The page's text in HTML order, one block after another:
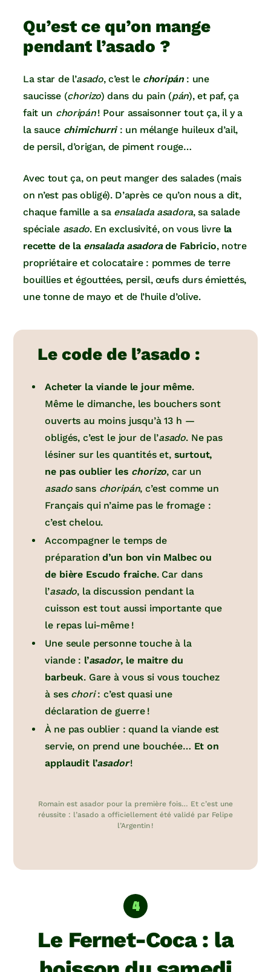
Qu’est ce qu’on mange
pendant l’asado ?
La star de l’asado, c’est le choripán: une
saucisse (chorizo) dans du pain (pán), et paf, ça
fait un choripán! Pour assaisonner tout ça, il y a
la sauce chimichurri: un mélange huileux d’ail,
de persil, d’origan, de piment rouge…
Avec tout ça, on peut manger des salades (mais
on n’est pas obligé). D’après ce qu’on nous a dit,
chaque famille a sa ensalada asadora, sa salade
spéciale asado. En exclusivité, on vous livre la
recette de la ensalada asadorade Fabricio, notre
propriétaire et colocataire : pommes de terre
bouillies et égouttées, persil, œufs durs émiettés,
une tonne de mayo et de l’huile d’olive.
Le code de l’asado :
Acheter la viande le jour même.
Même le dimanche, les bouchers sont
ouverts au moins jusqu’à 13 h —
obligés, c’est le jour de l’asado. Ne pas
lésiner sur les quantités et, surtout,
ne pas oublier les chorizo, car un
asadosans choripán, c’est comme un
Français qui n’aime pas le fromage :
c’est chelou.
Accompagner le temps de
préparationd’un bon vin Malbec ou
de bière Escudo fraiche. Car dans
l’asado, la discussion pendant la
cuisson est tout aussi importante que
le repas lui-même !
Une seule personne touche à la
viande : l’asador, le maitre du
barbeuk. Gare à vous si vous touchez
à ses chori: c’est quasi une
déclaration de guerre !
À ne pas oublier : quand la viande est
servie, on prend une bouchée… Et on
applaudit l’asador!
Romain est asador pour la première fois… Et c’est une
réussite : l’asado a officiellement été validé par Felipe
l’Argentin !
Le Fernet-Coca : la